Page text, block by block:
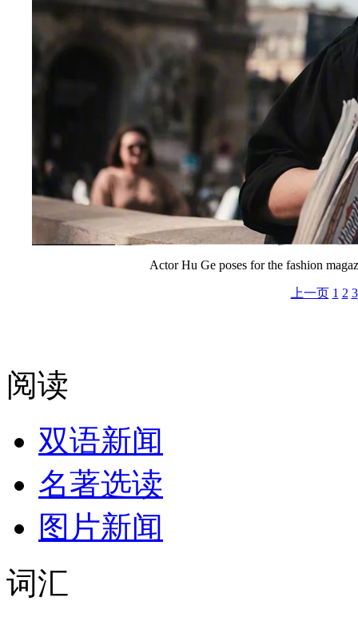
Actor Hu Ge poses for the fashion
上一页 1 2 3
阅读
双语新闻
名著选读
图片新闻
词汇